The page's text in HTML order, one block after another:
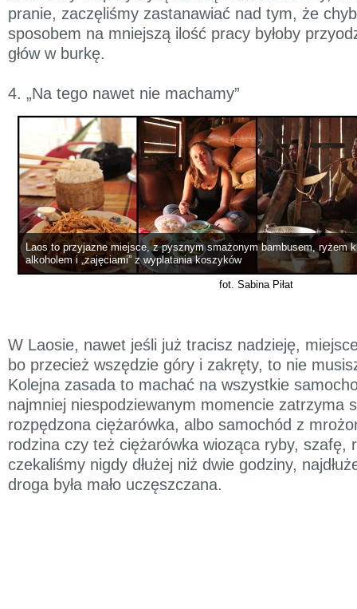
pranie, zaczęliśmy zastanawiać nad tym, że
sposobem na mniejszą ilość pracy byłoby
głów w burkę.
4. „Na tego nawet nie machamy”
Laos to przyjazne miejsce, z pysznym smażonym bambusem, ryżem
alkoholem i „zajęciami” z wyplatania koszyków
fot. Sabina Piłat
W Laosie, nawet jeśli już tracisz nadzieję,
bo przecież wszędzie góry i zakręty, to nie
Kolejna zasada to machać na wszystkie
najmniej niespodziewanym momencie zatrzyma
rozpędzona ciężarówka, albo samochód z
rodzina czy też ciężarówka wioząca ryby, szafę,
czekaliśmy nigdy dłużej niż dwie godziny,
droga była mało uczęszczana.